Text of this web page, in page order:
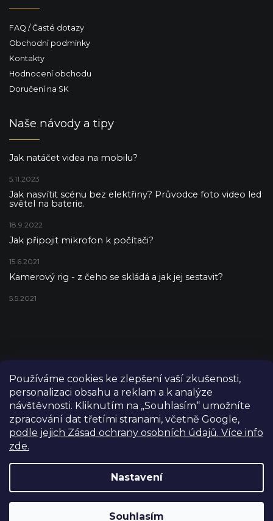
Používáme cookies ke zlepšení vaší zkušenosti,
personalizaci obsahu a reklam a k analýze
návštěvnosti. Kliknutím na „Souhlasím“ umožníte
zpracování dat třetími stranami, včetně Google,
podle jejich Zásad ochrany osobních údajů. Více info
zde.
Nastavení
Souhlasím
Výdejní sklad Praha: PO–PÁ 8:00–16:00. Při objednání a
FAQ / Časté dotazy
Obchodní podmínky
Kontakty
Hodnocení obchodu
Doručení na SK
Naše návody a tipy
Jak natáčet videa na mobilu?
5.11.2023
Jak nasvítit scénu bez elektřiny? Průvodce foto video led
světel na baterie.
18.9.2022
Jak připojit mikrofon k počítači?
15.6.2021
Kamerový rig - z čeho se skládá a jak jej sestavit?
5.5.2021
Vytvořil Shoptet
Copyright 2026FILM-TECHNIKA. Všechna práva vyhrazena.
Upravit nastavení cookies